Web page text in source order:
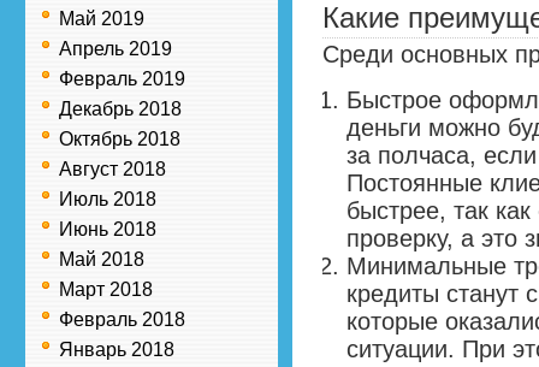
Май 2019
Апрель 2019
Февраль 2019
Декабрь 2018
Октябрь 2018
Август 2018
Июль 2018
Июнь 2018
Май 2018
Март 2018
Февраль 2018
Январь 2018
Какие
Среди основных
Быстрое
деньги можно
за полчаса,
Постоянные
быстрее, так
проверку, а это
Минимальные
кредиты станут
которые
ситуации. При